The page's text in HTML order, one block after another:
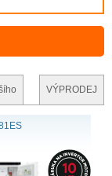
VÝPRODEJ